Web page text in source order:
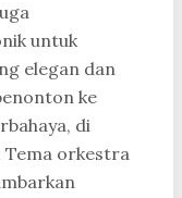
untuk
elegan dan
ke
di
Tema orkestra